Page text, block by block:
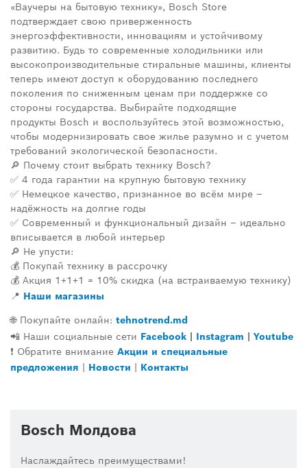
«Ваучеры на бытовую технику», Bosch Store
подтверждает свою приверженность
энергоэффективности, инновациям и устойчивому
развитию. Будь то современные холодильники или
высокопроизводительные стиральные машины, клиенты
теперь имеют доступ к оборудованию последнего
поколения по сниженным ценам при поддержке со
стороны государства. Выбирайте подходящие
продукты Bosch и воспользуйтесь этой возможностью,
чтобы модернизировать свое жилье разумно и с учетом
требований экологической безопасности.
🔎 Почему стоит выбрать технику Bosch?
✅ 4 года гарантии на крупную бытовую технику
✅ Немецкое качество, признанное во всём мире –
надёжность на долгие годы
✅ Современный и функциональный дизайн – идеально
вписывается в любой интерьер
🔎 Не упусти:
💰 Покупай технику в рассрочку
💰 Акция 1+1+1 = 10% скидка (на встраиваемую технику)
📍 Наши магазины
🌐 Покупайте онлайн: tehnotrend.md
📲 Наши социальные сети Facebook | Instagram | Youtube
❗ Обратите внимание Акции и специальные
предложения | Новости | Контакты
Bosch Молдова
Наслаждайтесь преимуществами!